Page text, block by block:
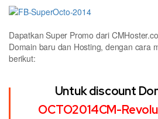
Dapatkan Super Promo dari
Domain baru dan Hosting, dengan cara
berikut:
Untuk discount
OCTO2014CM-